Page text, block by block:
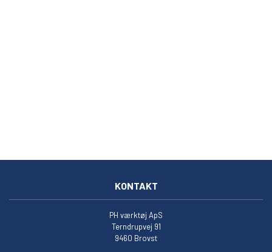
KONTAKT
PH værktøj ApS
Terndrupvej 91
9460 Brovst